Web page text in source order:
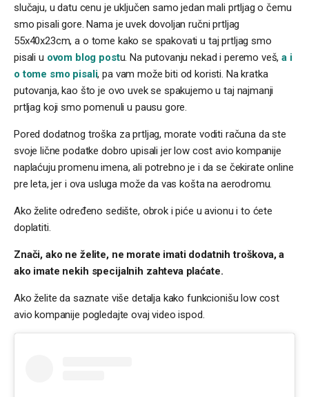
slučaju, u datu cenu je uključen samo jedan mali prtljag o čemu
smo pisali gore. Nama je uvek dovoljan ručni prtljag
55x40x23cm, a o tome kako se spakovati u taj prtljag smo
pisali u ovom blog postu. Na putovanju nekad i peremo veš,a i
o tome smo pisali, pa vam može biti od koristi. Na kratka
putovanja, kao što je ovo uvek se spakujemo u taj najmanji
prtljag koji smo pomenuli u pausu gore.
Pored dodatnog troška za prtljag, morate voditi računa da ste
svoje lične podatke dobro upisali jer low cost avio kompanije
naplaćuju promenu imena, ali potrebno je i da se čekirate online
pre leta, jer i ova usluga može da vas košta na aerodromu.
Ako želite određeno sedište, obrok i piće u avionu i to ćete
doplatiti.
Znači, ako ne želite, ne morate imati dodatnih troškova, a
ako imate nekih specijalnih zahteva plaćate.
Ako želite da saznate više detalja kako funkcionišu low cost
avio kompanije pogledajte ovaj video ispod.